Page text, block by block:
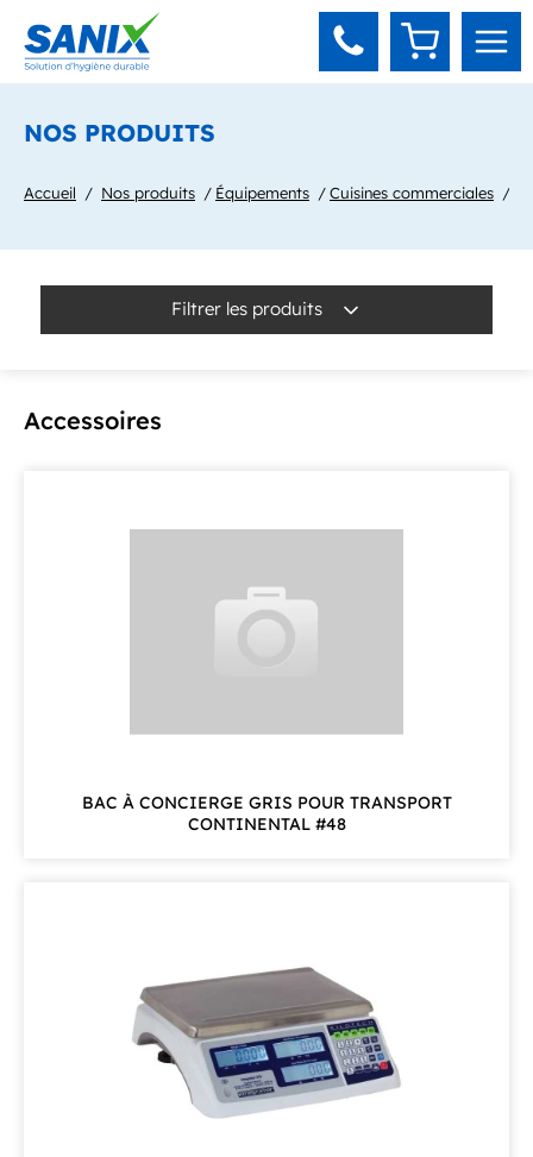
Panneau de gestion des cookies
NOS PRODUITS
Accueil Nos produits Équipements Cuisines commerciales
Filtrer les produits
Accessoires
BAC À CONCIERGE GRIS POUR TRANSPORT
CONTINENTAL #48